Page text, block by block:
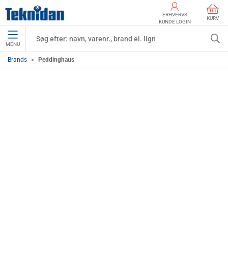
ERHVERVS
KUNDE LOGIN
KURV
MENU
Brands Peddinghaus